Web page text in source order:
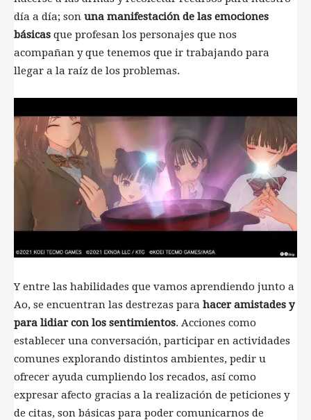
día a día; son una manifestación de las emociones
básicas que profesan los personajes que nos
acompañan y que tenemos que ir trabajando para
llegar a la raíz de los problemas.
Y entre las habilidades que vamos aprendiendo junto a
Ao, se encuentran las destrezas para hacer amistades y
para lidiar con los sentimientos. Acciones como
establecer una conversación, participar en actividades
comunes explorando distintos ambientes, pedir u
ofrecer ayuda cumpliendo los recados, así como
expresar afecto gracias a la realización de peticiones y
de citas, son básicas para poder comunicarnos de